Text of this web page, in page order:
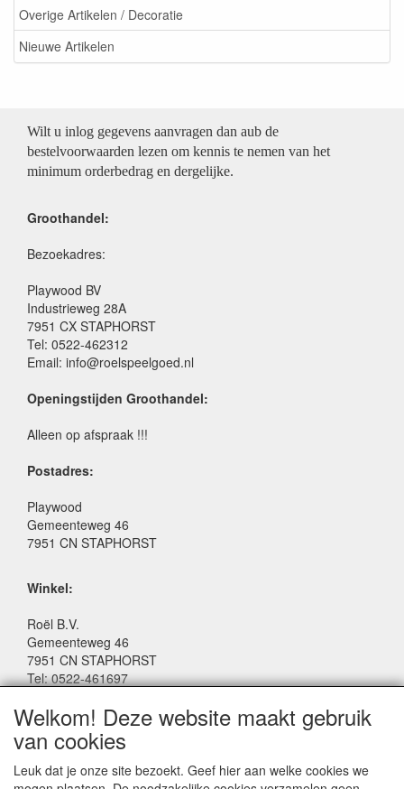
Overige Artikelen / Decoratie
Nieuwe Artikelen
Wilt u inlog gegevens aanvragen dan aub de
bestelvoorwaarden lezen om kennis te nemen van het
minimum orderbedrag en dergelijke.
Groothandel:
Bezoekadres:
Playwood BV
Industrieweg 28A
7951 CX STAPHORST
Tel: 0522-462312
Email: info@roelspeelgoed.nl
Openingstijden Groothandel:
Alleen op afspraak !!!
Postadres:
Playwood
Gemeenteweg 46
7951 CN STAPHORST
Winkel:
Roël B.V.
Gemeenteweg 46
7951 CN STAPHORST
Tel: 0522-461697
Facebook: www.facebook.com/roelspeelgoed
Openingstijden Winkel:
Welkom! Deze website maakt gebruik
van cookies
Leuk dat je onze site bezoekt. Geef hier aan welke cookies we